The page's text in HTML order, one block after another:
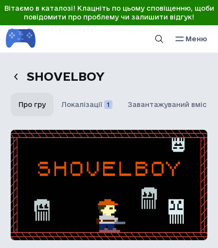
Вітаємо в каталозі! Клацніть по цьому сповіщенню, щоби
повідомити про проблему чи залишити відгук!
Меню
SHOVELBOY
Про гру Локалізації 1 Завантажуваний вміст